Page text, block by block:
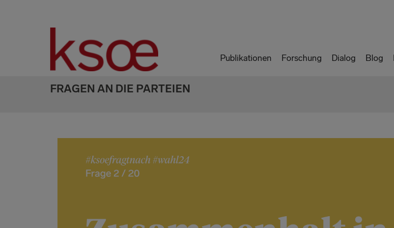
Publikationen Forschung Dialog Blog
FRAGEN AN DIE PARTEIEN